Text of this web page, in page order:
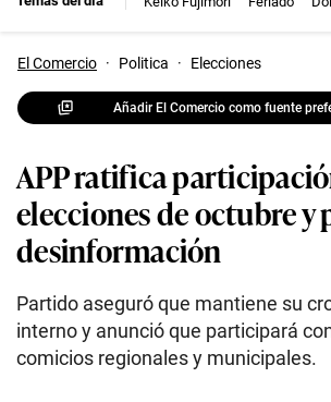
El Comercio · Politica · Elecciones
Añadir El Comercio como fuente
APP ratifica
elecciones de octubre y
desinformación
Partido aseguró que mantiene su
interno y anunció que participará
comicios regionales y municipales.